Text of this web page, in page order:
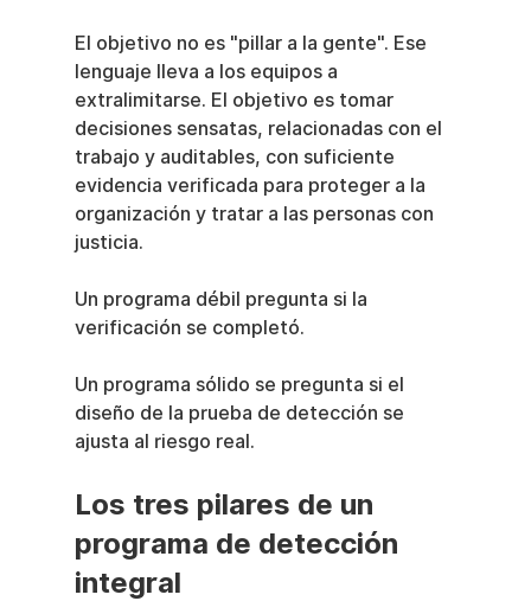
El objetivo no es "pillar a la gente". Ese
lenguaje lleva a los equipos a
extralimitarse. El objetivo es tomar
decisiones sensatas, relacionadas con el
trabajo y auditables, con suficiente
evidencia verificada para proteger a la
organización y tratar a las personas con
justicia.
Un programa débil pregunta si la
verificación se completó.
Un programa sólido se pregunta si el
diseño de la prueba de detección se
ajusta al riesgo real.
Los tres pilares de un
programa de detección
integral